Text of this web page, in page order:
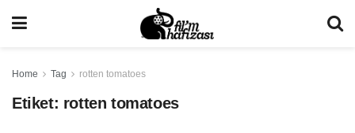
Home Tag rotten tomatoes
Etiket: rotten tomatoes